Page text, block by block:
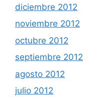
diciembre 2012
noviembre 2012
octubre 2012
septiembre 2012
agosto 2012
julio 2012